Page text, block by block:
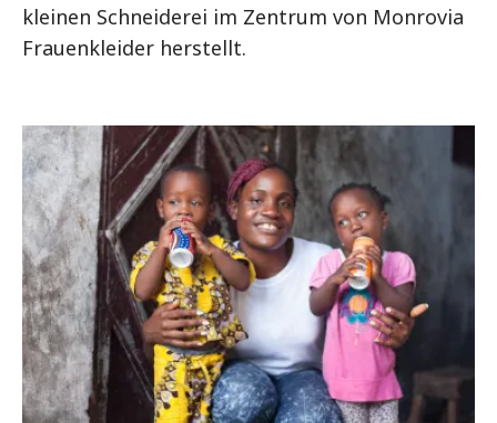
kleinen Schneiderei im Zentrum von Monrovia
Frauenkleider herstellt.